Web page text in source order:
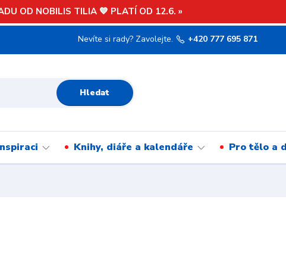
OD NOBILIS TILIA 💙 PLATÍ OD 12.6. »
Hledat
Nevíte si rady? Zavolejte. +420 777 695 871
Knihy, diáře a kalendáře Pro tělo a